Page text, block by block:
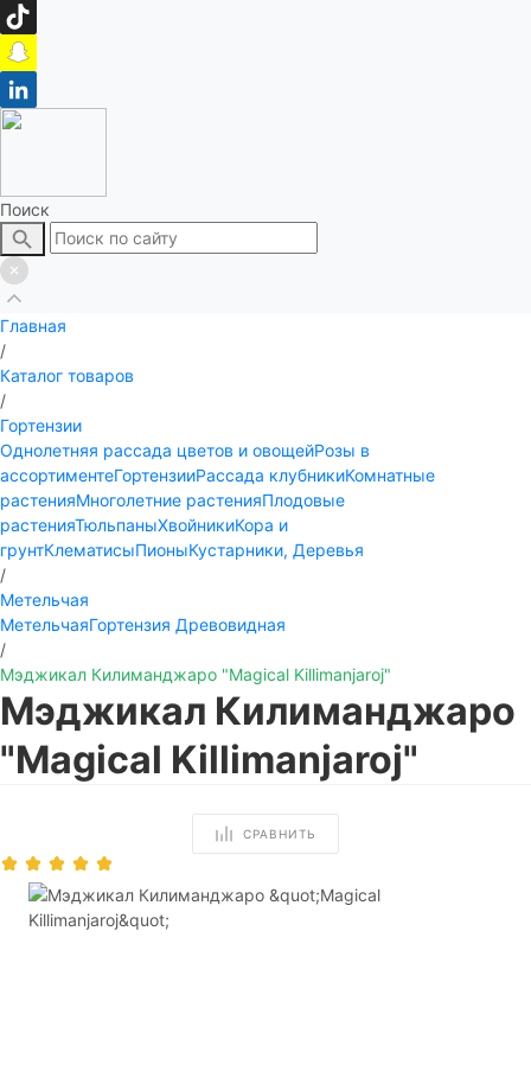
Поиск
Главная
/
Каталог товаров
/
Гортензии
Однолетняя рассада цветов и овощейРозы в
ассортиментеГортензииРассада клубникиКомнатные
растенияМноголетние растенияПлодовые
растенияТюльпаныХвойникиКора и
грунтКлематисыПионыКустарники, Деревья
/
Метельчая
МетельчаяГортензия Древовидная
/
Мэджикал Килиманджаро "Magical Killimanjaroj"
Мэджикал Килиманджаро
"Magical Killimanjaroj"
СРАВНИТЬ